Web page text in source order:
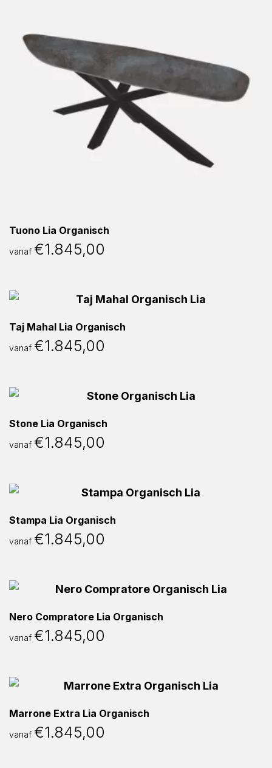
Tuono Lia Organisch
vanaf €1.845,00
Taj Mahal Lia Organisch
vanaf €1.845,00
Stone Lia Organisch
vanaf €1.845,00
Stampa Lia Organisch
vanaf €1.845,00
Nero Compratore Lia Organisch
vanaf €1.845,00
Marrone Extra Lia Organisch
vanaf €1.845,00